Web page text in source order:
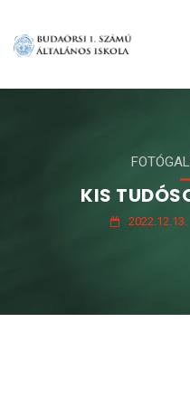
KIS
2022.12.13.